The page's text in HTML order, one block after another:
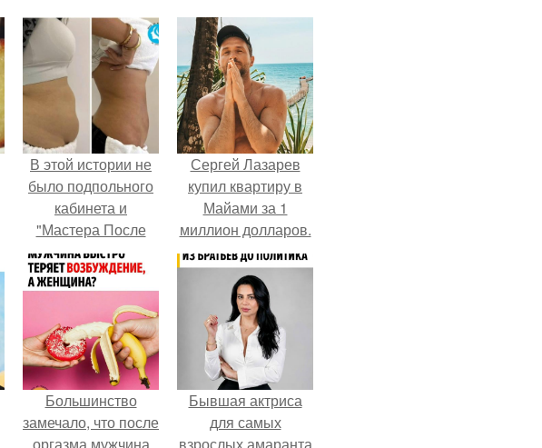
В этой истории не
было подпольного
кабинета и
"Мастера После
Двухнедельных
Курсов".
Сергей Лазарев
купил квартиру в
Майами за 1
миллион долларов.
Большинство
замечало, что после
Бывшая актриса
для самых